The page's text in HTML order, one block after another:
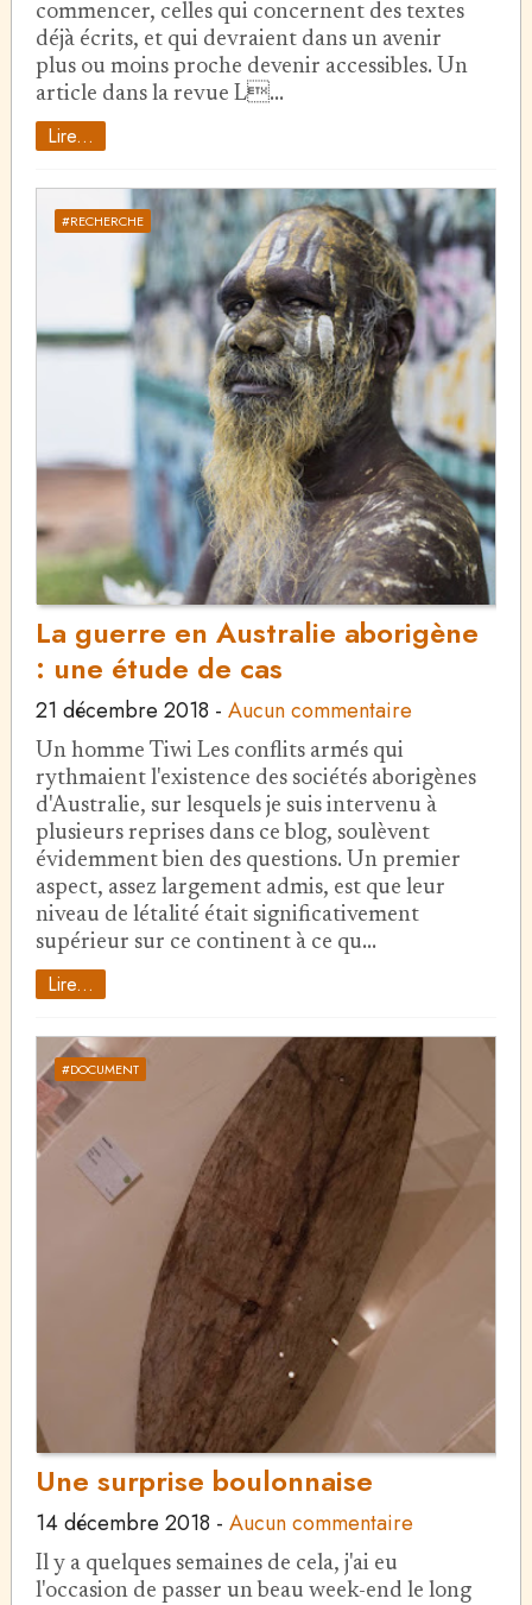
commencer, celles qui concernent des textes
déjà écrits, et qui devraient dans un avenir
plus ou moins proche devenir accessibles. Un
article dans la revue L…
Lire...
#RECHERCHE
La guerre en Australie aborigène
: une étude de cas
21 décembre 2018 - Aucun commentaire
Un homme Tiwi Les conflits armés qui
rythmaient l'existence des sociétés aborigènes
d'Australie, sur lesquels je suis intervenu à
plusieurs reprises dans ce blog, soulèvent
évidemment bien des questions. Un premier
aspect, assez largement admis, est que leur
niveau de létalité était significativement
supérieur sur ce continent à ce qu…
Lire...
#DOCUMENT
Une surprise boulonnaise
14 décembre 2018 - Aucun commentaire
Il y a quelques semaines de cela, j'ai eu
l'occasion de passer un beau week-end le long